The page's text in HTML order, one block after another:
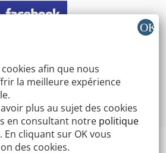
afin que nous
la meilleure expérience
plus au sujet des cookies
en consultant notre politique
. En cliquant sur OK vous
des cookies.